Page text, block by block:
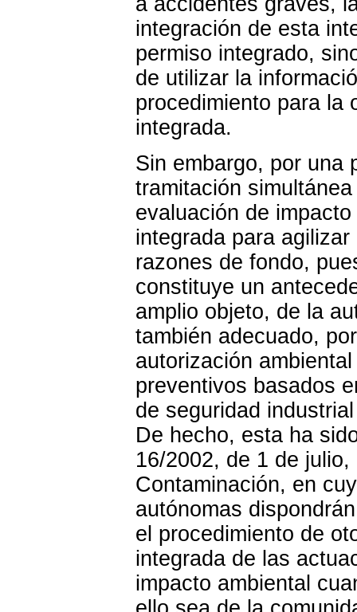
integración de esta
permiso integrado,
de utilizar la
procedimiento para la
integrada.
Sin embargo, por una
tramitación
evaluación de
integrada para
razones de fondo,
constituye un
amplio objeto, de la
también adecuado,
autorización
preventivos basados
de seguridad
De hecho, esta ha
16/2002, de 1 de
Contaminación, en
autónomas
el procedimiento de
integrada de las
impacto ambiental